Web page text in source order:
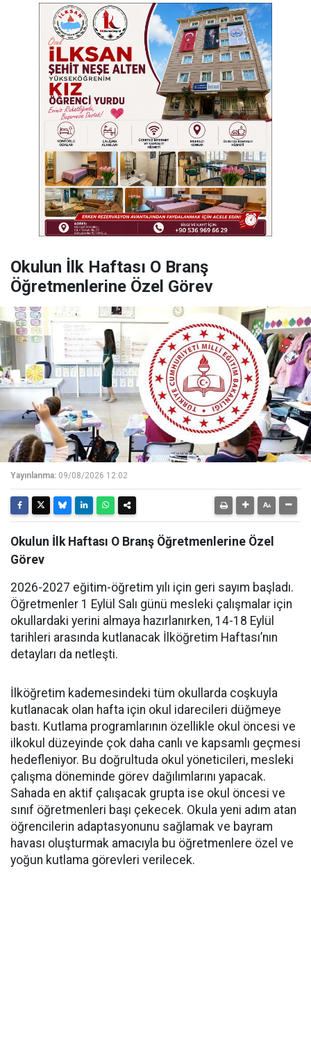
Okulun İlk Haftası O Branş
Öğretmenlerine Özel Görev
Yayınlanma: 09/08/2026 12:02
Okulun İlk Haftası O Branş Öğretmenlerine Özel
Görev
2026-2027 eğitim-öğretim yılı için geri sayım başladı.
Öğretmenler 1 Eylül Salı günü mesleki çalışmalar için
okullardaki yerini almaya hazırlanırken, 14-18 Eylül
tarihleri arasında kutlanacak İlköğretim Haftası’nın
detayları da netleşti.
İlköğretim kademesindeki tüm okullarda coşkuyla
kutlanacak olan hafta için okul idarecileri düğmeye
bastı. Kutlama programlarının özellikle okul öncesi ve
ilkokul düzeyinde çok daha canlı ve kapsamlı geçmesi
hedefleniyor. Bu doğrultuda okul yöneticileri, mesleki
çalışma döneminde görev dağılımlarını yapacak.
Sahada en aktif çalışacak grupta ise okul öncesi ve
sınıf öğretmenleri başı çekecek. Okula yeni adım atan
öğrencilerin adaptasyonunu sağlamak ve bayram
havası oluşturmak amacıyla bu öğretmenlere özel ve
yoğun kutlama görevleri verilecek.